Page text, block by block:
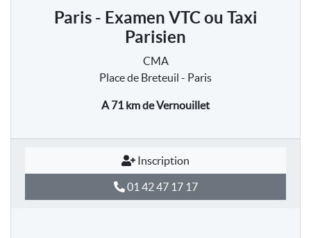
Paris - Examen VTC ou Taxi
Parisien
CMA
Place de Breteuil - Paris
A 71 kmde Vernouillet
Inscription
01 42 47 17 17